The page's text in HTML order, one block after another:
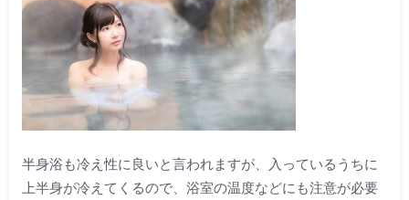
半身浴も冷え性に良いと言われますが、入っているうちに
上半身が冷えてくるので、浴室の温度などにも注意が必要